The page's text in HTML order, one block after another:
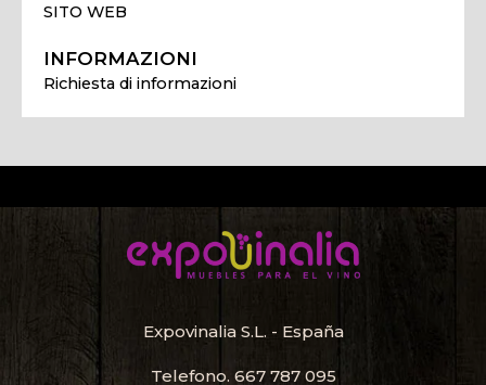
SITO WEB
INFORMAZIONI
Richiesta di informazioni
Expovinalia S.L. - España
Telefono. 667 787 095